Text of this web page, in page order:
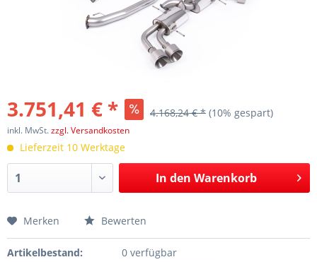
3.751,41 € * 4.168,24 € * (10% gespart)
inkl. MwSt.zzgl. Versandkosten
Lieferzeit 10 Werktage
In den Warenkorb
Merken Bewerten
Artikelbestand:
0 verfügbar